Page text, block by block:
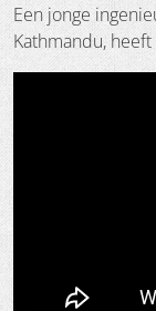
Een jonge
Kathmandu,